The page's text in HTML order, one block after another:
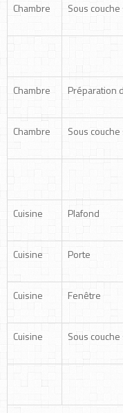
Chambre Sous
Chambre Préparation
Chambre Sous
Cuisine Plafond
Cuisine Porte
Cuisine Fenêtre
Cuisine Sous